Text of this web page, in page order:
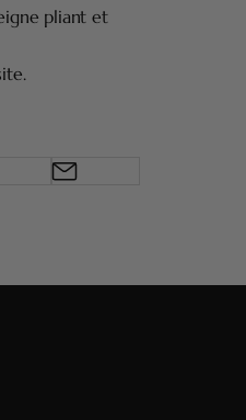
pliant et